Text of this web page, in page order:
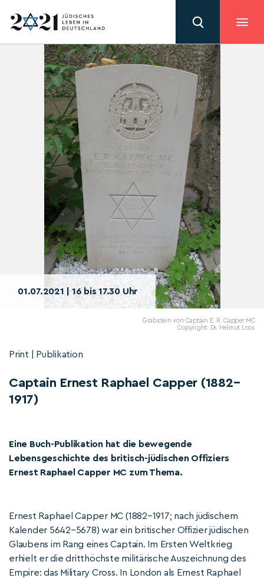
01.07.2021 | 16 bis 17.30 Uhr
Grabstein von Captain E. R. Capper MC
Copyright: Dr. Helmut Loos
Print | Publikation
Captain Ernest Raphael Capper (1882–
1917)
Eine Buch-Publikation hat die bewegende
Lebensgeschichte des britisch-jüdischen Offiziers
Ernest Raphael Capper MC zum Thema.
Ernest Raphael Capper MC (1882–1917; nach jüdischem
Kalender 5642–5678) war ein britischer Offizier jüdischen
Glaubens im Rang eines Captain. Im Ersten Weltkrieg
erhielt er die dritthöchste militärische Auszeichnung des
Empire: das Military Cross. In London als Ernest Raphael